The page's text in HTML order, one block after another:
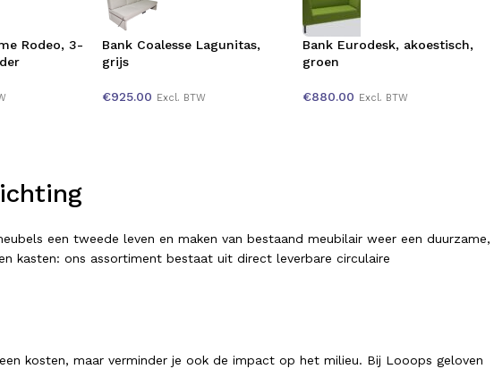
Rodeo, 3-
Bank Coalesse Lagunitas,
grijs
€925.00 Excl. BTW
Bank Eurodesk, akoestisch,
groen
€880.00 Excl. BTW
een tweede leven en maken van bestaand meubilair weer een duurzame,
kasten: ons assortiment bestaat uit direct leverbare circulaire
kosten, maar verminder je ook de impact op het milieu. Bij Looops geloven